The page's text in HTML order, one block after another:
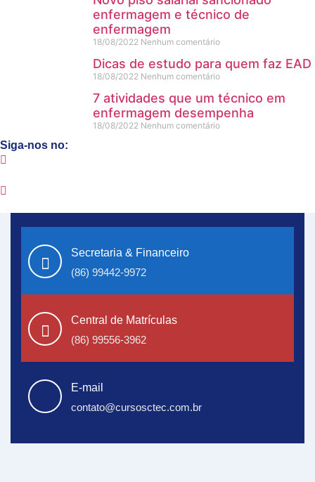
enfermagem e técnico de
enfermagem
18/08/2022 Nenhum comentário
Dicas de estudo para quem faz EAD
18/08/2022 Nenhum comentário
7 atividades que um técnico em
enfermagem desempenha
18/08/2022 Nenhum comentário
Siga-nos no:
Secretaria & Financeiro
(86) 99442-9972
Central de Matrículas
(86) 99556-3962
E-mail
contato@cursosctec.com.br